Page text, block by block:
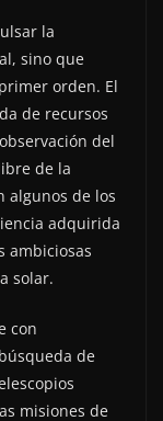
la
sino que
orden. El
de recursos
del
de la
algunos de los
adquirida
ambiciosas
solar.
con
de
misiones de